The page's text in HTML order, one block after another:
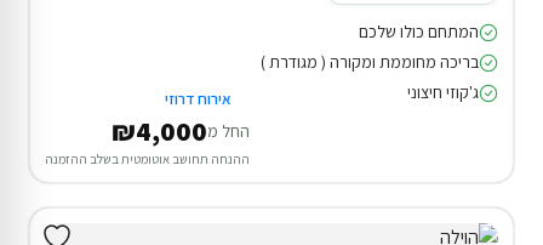
המתחם כולו שלכם
בריכה מחוממת ומקורה ( מגודרת )
ג'קוזי חיצוני
אירוח דרוזי
החל מ₪4,000
ההנחה תחושב אוטומטית בשלב ההזמנה